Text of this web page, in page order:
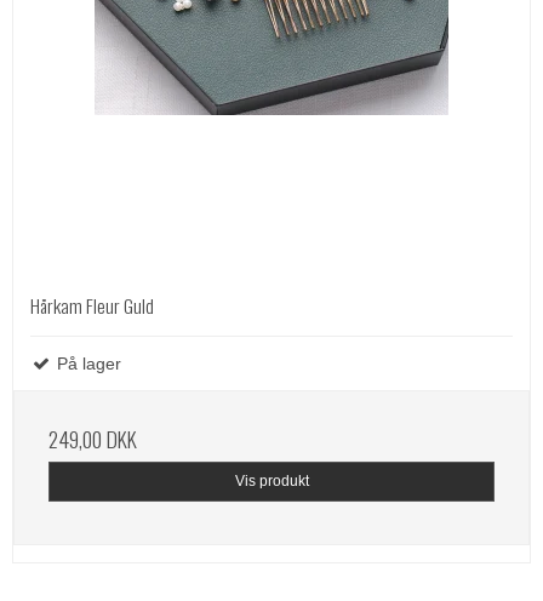
Hårkam Fleur Guld
På lager
249,00 DKK
Vis produkt